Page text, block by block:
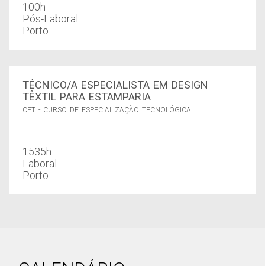
100h
Pós-Laboral
Porto
TÉCNICO/A ESPECIALISTA EM DESIGN
TÊXTIL PARA ESTAMPARIA
CET - CURSO DE ESPECIALIZAÇÃO TECNOLÓGICA
1535h
Laboral
Porto